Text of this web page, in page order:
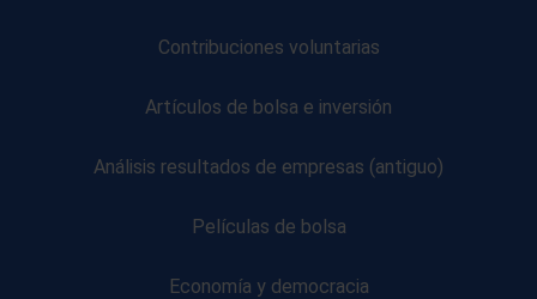
Contribuciones voluntarias
Artículos de bolsa e inversión
Análisis resultados de empresas (antiguo)
Películas de bolsa
Economía y democracia